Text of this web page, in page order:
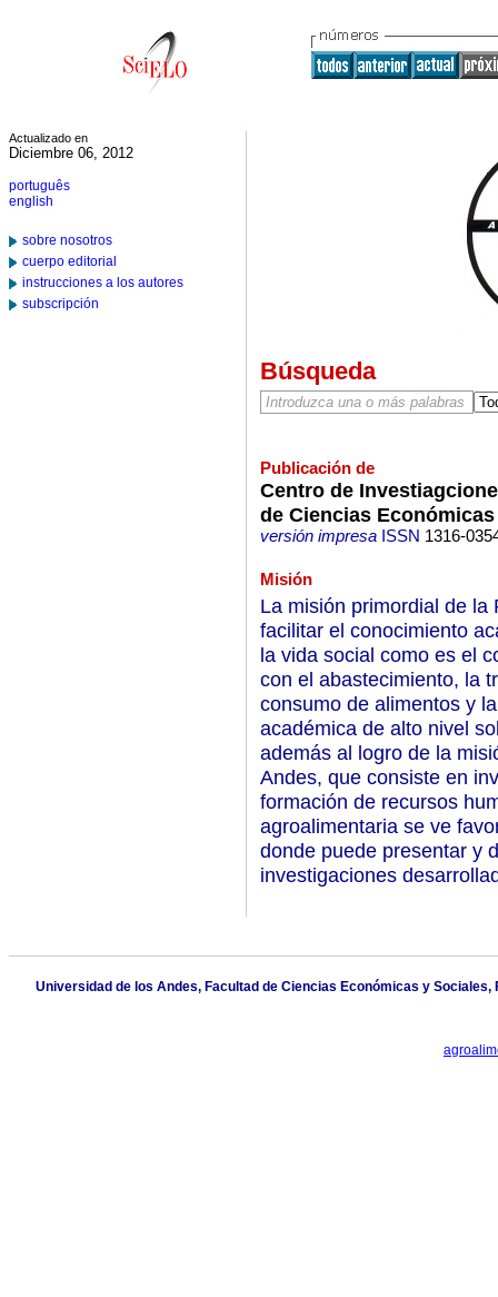
Actualizado en
Diciembre 06, 2012
português
english
sobre nosotros
cuerpo editorial
instrucciones a los autores
subscripción
Búsqueda
Publicación de
Centro de
de Ciencias
versión impresaISSN 1316-
Misión
La misión primordial de la
facilitar el conocimiento
la vida social como es el
con el abastecimiento, la
consumo de alimentos y
académica de alto nivel
además al logro de la
Andes, que consiste en
formación de recursos
agroalimentaria se ve
donde puede presentar y
investigaciones
Universidad de los Andes, Facultad de Ciencias Económicas y